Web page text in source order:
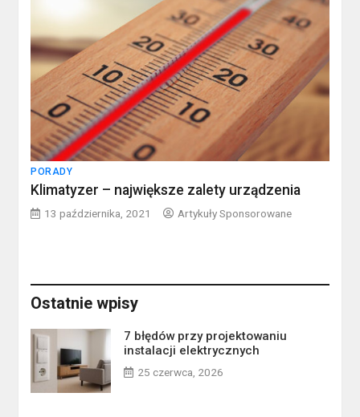
PORADY
Klimatyzer – największe zalety urządzenia
13 października, 2021 Artykuły Sponsorowane
Ostatnie wpisy
7 błędów przy projektowaniu
instalacji elektrycznych
25 czerwca, 2026